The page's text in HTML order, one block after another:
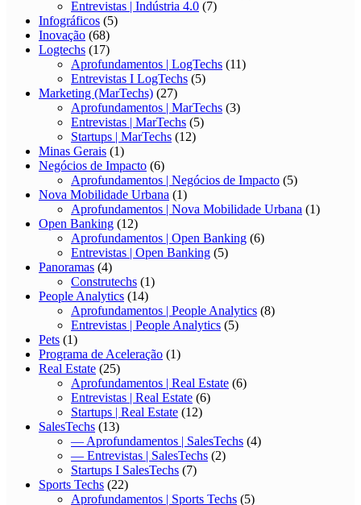
Entrevistas | Indústria 4.0 (7)
Infográficos (5)
Inovação (68)
Logtechs (17)
Aprofundamentos | LogTechs (11)
Entrevistas I LogTechs (5)
Marketing (MarTechs) (27)
Aprofundamentos | MarTechs (3)
Entrevistas | MarTechs (5)
Startups | MarTechs (12)
Minas Gerais (1)
Negócios de Impacto (6)
Aprofundamentos | Negócios de Impacto (5)
Nova Mobilidade Urbana (1)
Aprofundamentos | Nova Mobilidade Urbana (1)
Open Banking (12)
Aprofundamentos | Open Banking (6)
Entrevistas | Open Banking (5)
Panoramas (4)
Construtechs (1)
People Analytics (14)
Aprofundamentos | People Analytics (8)
Entrevistas | People Analytics (5)
Pets (1)
Programa de Aceleração (1)
Real Estate (25)
Aprofundamentos | Real Estate (6)
Entrevistas | Real Estate (6)
Startups | Real Estate (12)
SalesTechs (13)
— Aprofundamentos | SalesTechs (4)
— Entrevistas | SalesTechs (2)
Startups I SalesTechs (7)
Sports Techs (22)
Aprofundamentos | Sports Techs (5)